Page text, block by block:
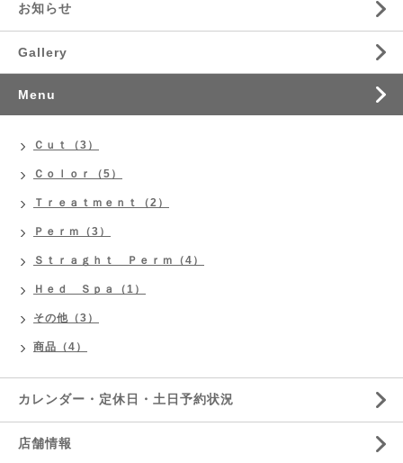
お知らせ
Gallery
Menu
Ｃｕｔ（3）
Ｃｏｌｏｒ（5）
Ｔｒｅａｔｍｅｎｔ（2）
Ｐｅｒｍ（3）
Ｓｔｒａｇｈｔ Ｐｅｒｍ（4）
Ｈｅｄ Ｓｐａ（1）
その他（3）
商品（4）
カレンダー・定休日・土日予約状況
店舗情報